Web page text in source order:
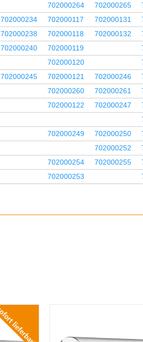
702000264 702000265
702000234 702000117 702000131
702000238 702000118 702000132
702000240 702000119
702000120
702000245 702000121 702000246
702000260 702000261
702000122 702000247
702000249 702000250
702000252
702000254 702000255
702000253